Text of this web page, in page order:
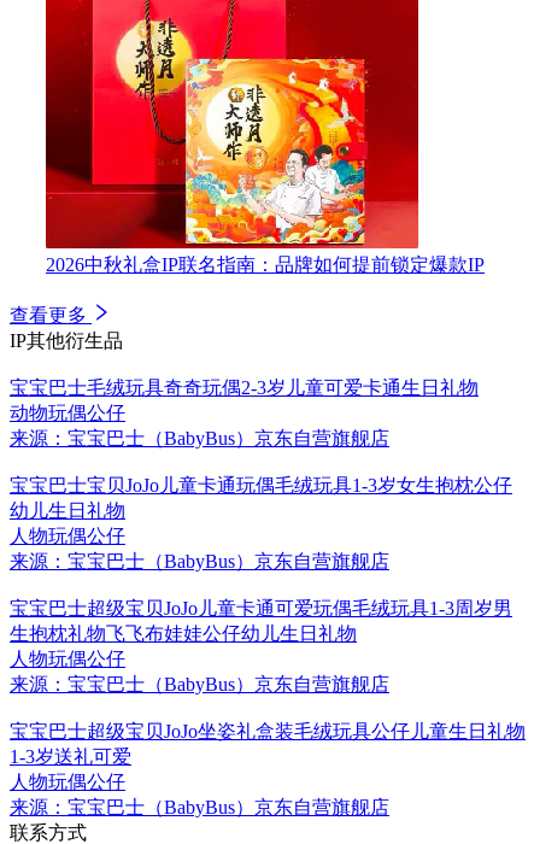
2026中秋礼盒IP联名指南：品牌如何提前锁定爆款IP
查看更多
IP其他衍生品
宝宝巴士毛绒玩具奇奇玩偶2-3岁儿童可爱卡通生日礼物
动物玩偶公仔
来源：宝宝巴士（BabyBus）京东自营旗舰店
宝宝巴士宝贝JoJo儿童卡通玩偶毛绒玩具1-3岁女生抱枕公仔
幼儿生日礼物
人物玩偶公仔
来源：宝宝巴士（BabyBus）京东自营旗舰店
宝宝巴士超级宝贝JoJo儿童卡通可爱玩偶毛绒玩具1-3周岁男
生抱枕礼物飞飞布娃娃公仔幼儿生日礼物
人物玩偶公仔
来源：宝宝巴士（BabyBus）京东自营旗舰店
宝宝巴士超级宝贝JoJo坐姿礼盒装毛绒玩具公仔儿童生日礼物
1-3岁送礼可爱
人物玩偶公仔
来源：宝宝巴士（BabyBus）京东自营旗舰店
联系方式